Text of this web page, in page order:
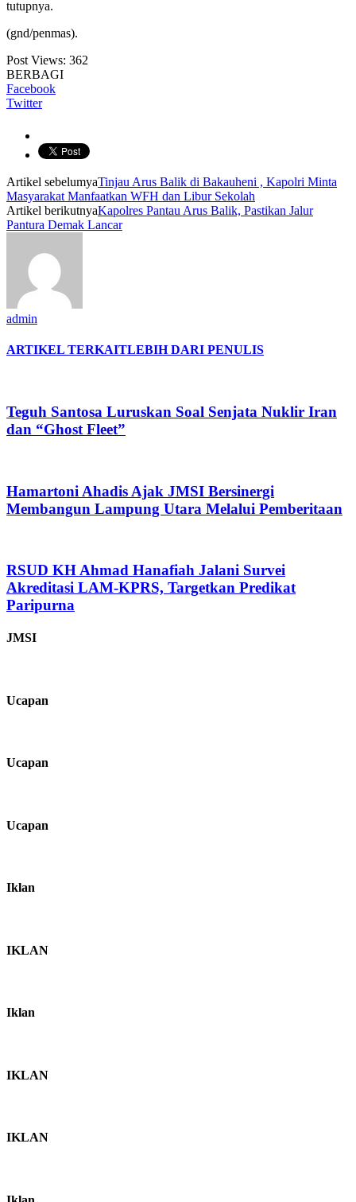
tutupnya.
(gnd/penmas).
Post Views: 362
BERBAGI
Facebook
Twitter
Artikel sebelumyaTinjau Arus Balik di Bakauheni , Kapolri Minta
Masyarakat Manfaatkan WFH dan Libur Sekolah
Artikel berikutnyaKapolres Pantau Arus Balik, Pastikan Jalur
Pantura Demak Lancar
admin
ARTIKEL TERKAITLEBIH DARI PENULIS
Teguh Santosa Luruskan Soal Senjata Nuklir Iran
dan “Ghost Fleet”
Hamartoni Ahadis Ajak JMSI Bersinergi
Membangun Lampung Utara Melalui Pemberitaan
RSUD KH Ahmad Hanafiah Jalani Survei
Akreditasi LAM-KPRS, Targetkan Predikat
Paripurna
JMSI
Ucapan
Ucapan
Ucapan
Iklan
IKLAN
Iklan
IKLAN
IKLAN